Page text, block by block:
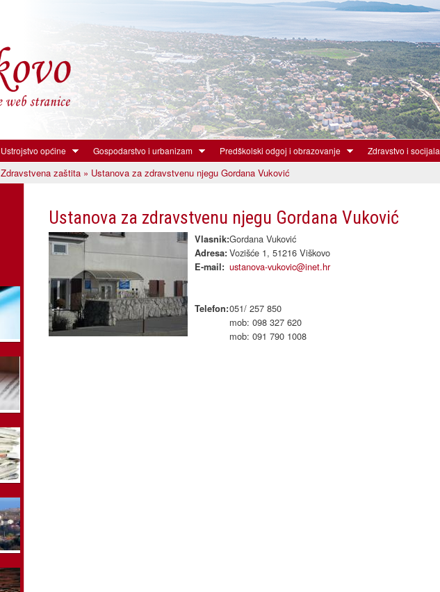
Skoči
glavni
sadržaj
Ustrojstvo općine Gospodarstvo i urbanizam Predškolski odgoj i obrazovanje Zdravstvo i socijala
Zdravstvena zaštita » Ustanova za zdravstvenu njegu Gordana Vuković
Ustanova za zdravstvenu njegu Gordana Vuković
Vlasnik:Gordana Vuković
Adresa: Vozišće 1, 51216 Viškovo
E-mail: ustanova-vukovic@inet.hr
Telefon:051/ 257 850
mob: 098 327 620
mob: 091 790 1008